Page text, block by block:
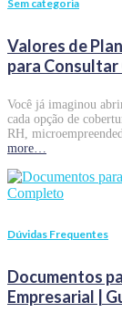
Sem categoria
Valores de
para Consultar
Você já imaginou
cada opção de
RH,
more…
Dúvidas Frequentes
Documentos
Empresarial |